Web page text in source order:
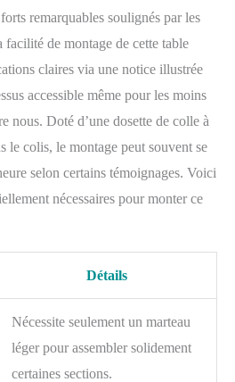
remarquables soulignés par les
facilité de montage de cette table
claires via une notice illustrée
accessible même pour les moins
nous. Doté d’une dosette de colle à
le colis, le montage peut souvent se
selon certains témoignages. Voici
nécessaires pour monter ce
Détails
Nécessite seulement un marteau
léger pour assembler solidement
certaines sections.